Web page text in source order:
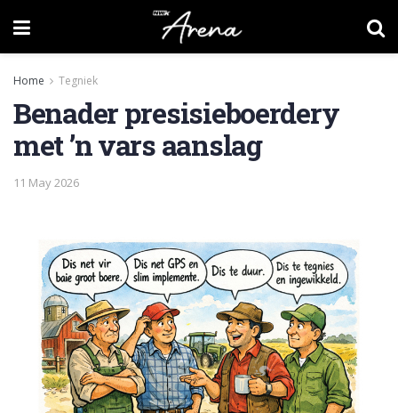
Home Tegniek
Benader presisieboerdery
met ’n vars aanslag
11 May 2026